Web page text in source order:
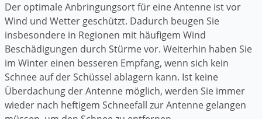
Der optimale Anbringungsort für eine Antenne ist vor
Wind und Wetter geschützt. Dadurch beugen Sie
insbesondere in Regionen mit häufigem Wind
Beschädigungen durch Stürme vor. Weiterhin haben Sie
im Winter einen besseren Empfang, wenn sich kein
Schnee auf der Schüssel ablagern kann. Ist keine
Überdachung der Antenne möglich, werden Sie immer
wieder nach heftigem Schneefall zur Antenne gelangen